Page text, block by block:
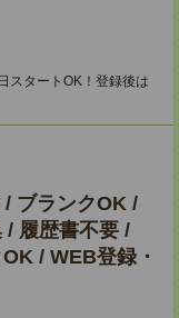
スタートOK！登録後は
ブランクOK /
/ 履歴書不要 /
/ WEB登録・